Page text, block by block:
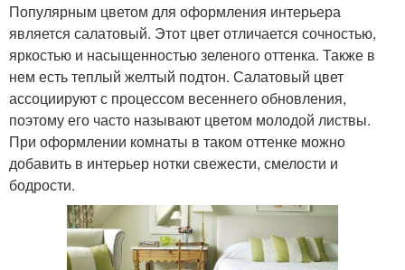
Популярным цветом для оформления интерьера
является салатовый. Этот цвет отличается сочностью,
яркостью и насыщенностью зеленого оттенка. Также в
нем есть теплый желтый подтон. Салатовый цвет
ассоциируют с процессом весеннего обновления,
поэтому его часто называют цветом молодой листвы.
При оформлении комнаты в таком оттенке можно
добавить в интерьер нотки свежести, смелости и
бодрости.